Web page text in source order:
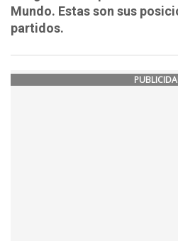
Mundo. Estas son sus
partidos.